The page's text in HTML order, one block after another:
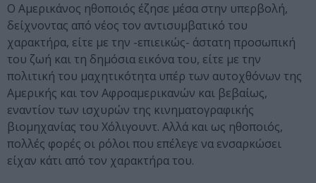
Ο Αμερικάνος ηθοποιός έζησε μέσα στην υπερβολή,
δείχνοντας από νέος τον αντισυμβατικό του
χαρακτήρα, είτε με την -επιεικώς- άστατη προσωπική
του ζωή και τη δημόσια εικόνα του, είτε με την
πολιτική του μαχητικότητα υπέρ των αυτοχθόνων της
Αμερικής και τον Αφροαμερικανών και βεβαίως,
εναντίον των ισχυρών της κινηματογραφικής
βιομηχανίας του Χόλιγουντ. Αλλά και ως ηθοποιός,
πολλές φορές οι ρόλοι που επέλεγε να ενσαρκώσει
είχαν κάτι από τον χαρακτήρα του.